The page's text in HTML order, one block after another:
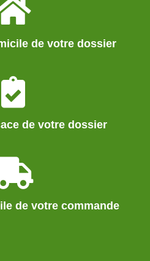
de votre dossier
de votre dossier
de votre commande